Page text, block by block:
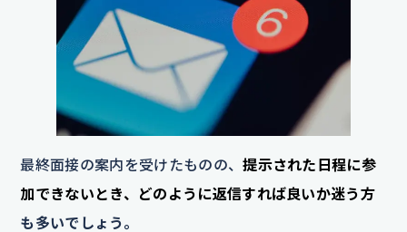
最終面接の案内を受けたものの、提示された日程に参
加できないとき、どのように返信すれば良いか迷う方
も多いでしょう。